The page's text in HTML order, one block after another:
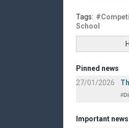
Tags:
School
Pinned news
27/01/2026
Important news